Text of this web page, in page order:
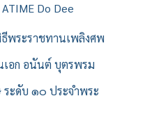
Do Dee
พระราชทานเพลิงศพ
อก อนันต์ บุตรพรม
ระดับ ๑๐ ประจำพระ